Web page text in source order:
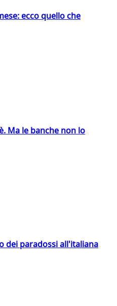
ecco quello che
Ma le banche non lo
dei paradossi all'italiana